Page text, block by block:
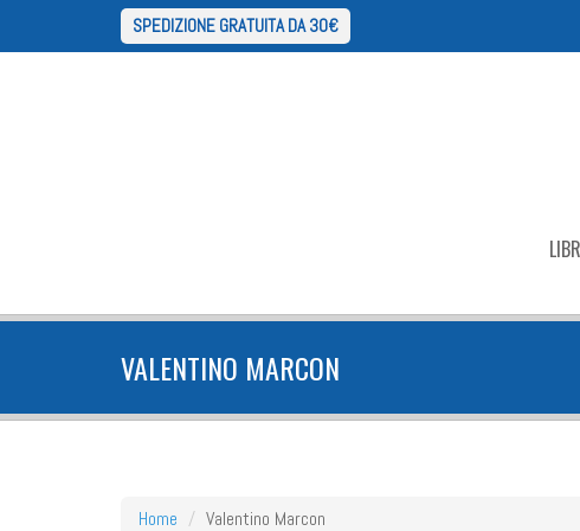
SPEDIZIONE GRATUITA DA 30€
VALENTINO MARCON
Home Valentino Marcon